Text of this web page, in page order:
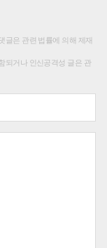
글은 관련 법률에 의해 제재
되거나 인신공격성 글은 관